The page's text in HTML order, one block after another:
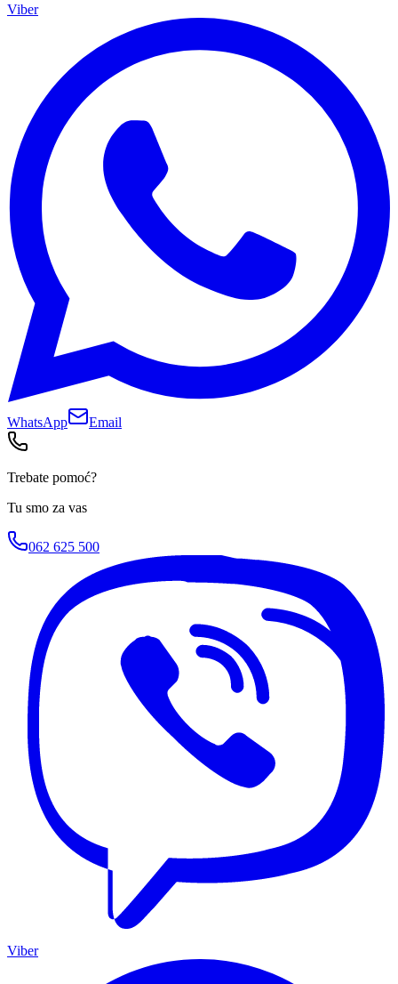
Viber
WhatsApp Email
Trebate pomoć?
Tu smo za vas
062 625 500
Viber